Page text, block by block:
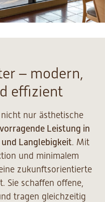
– modern,
effizient
nur ästhetische
Leistung in
Langlebigkeit. Mit
und minimalem
zukunftsorientierte
Sie schaffen offene,
tragen gleichzeitig